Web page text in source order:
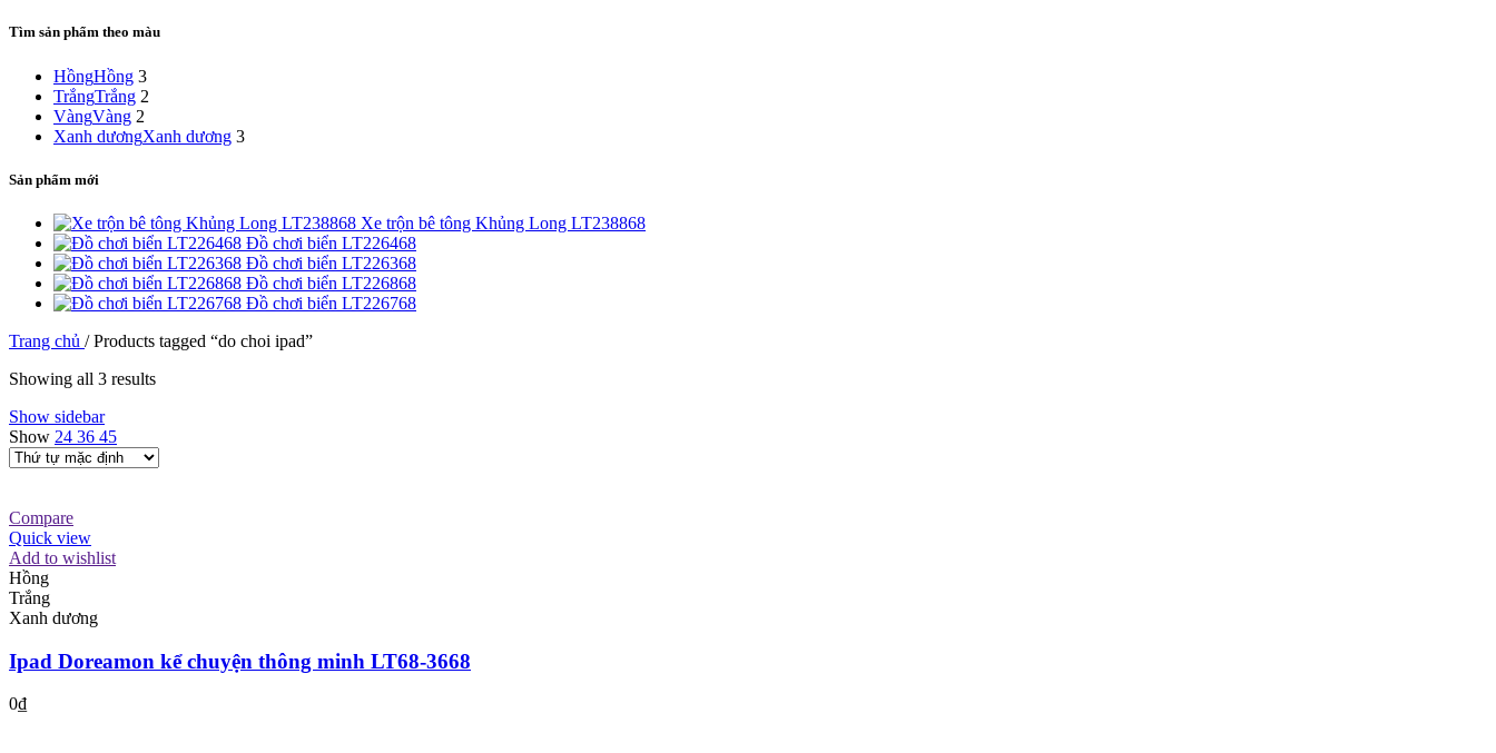
Tìm sản phẩm theo màu
HồngHồng 3
TrắngTrắng 2
VàngVàng 2
Xanh dươngXanh dương 3
Sản phẩm mới
Xe trộn bê tông Khủng Long LT238868
Đồ chơi biển LT226468
Đồ chơi biển LT226368
Đồ chơi biển LT226868
Đồ chơi biển LT226768
Trang chủ / Products tagged “do choi ipad”
Showing all 3 results
Show sidebar
Show 24 36 45
Compare
Quick view
Add to wishlist
Hồng
Trắng
Xanh dương
Ipad Doreamon kể chuyện thông minh LT68-3668
0₫